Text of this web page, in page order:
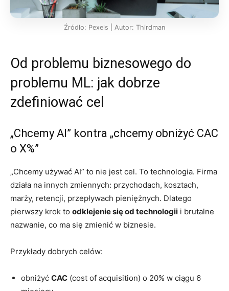
Źródło: Pexels | Autor: Thirdman
Od problemu biznesowego do
problemu ML: jak dobrze
zdefiniować cel
„Chcemy AI” kontra „chcemy obniżyć CAC
o X%”
„Chcemy używać AI” to nie jest cel. To technologia. Firma
działa na innych zmiennych: przychodach, kosztach,
marży, retencji, przepływach pieniężnych. Dlatego
pierwszy krok to odklejenie się od technologii i brutalne
nazwanie, co ma się zmienić w biznesie.
Przykłady dobrych celów:
obniżyć CAC (cost of acquisition) o 20% w ciągu 6